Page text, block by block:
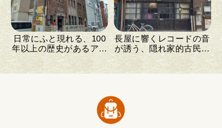
日常にふと現れる、100
年以上の歴史があるアー
トギャラリー
長屋に響くレコードの音
が誘う、隠れ家的古民家
カフェ